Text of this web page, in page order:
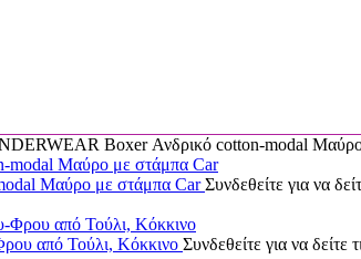
Boxer Ανδρικό cotton-modal Μαύρο
Μαύρο με στάμπα CarΣυνδεθείτε για να
από Τούλι, Κόκκινο Συνδεθείτε για να δείτε